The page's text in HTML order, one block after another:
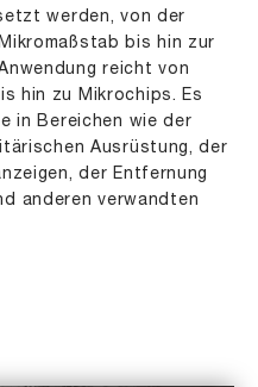
werden, von der
bis hin zur
reicht von
hin zu Mikrochips. Es
in Bereichen wie der
Ausrüstung, der
der Entfernung
anderen verwandten